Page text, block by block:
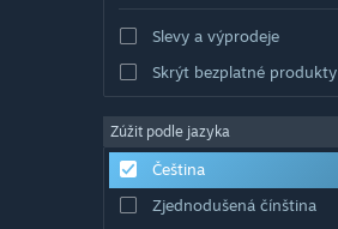
Slevy a výprodeje
Skrýt bezplatné produkty
Zúžit podle jazyka
Čeština
Zjednodušená čínština